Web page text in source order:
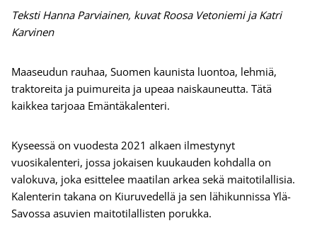
Teksti Hanna Parviainen, kuvat Roosa Vetoniemi ja Katri
Karvinen
Maaseudun rauhaa, Suomen kaunista luontoa, lehmiä,
traktoreita ja puimureita ja upeaa naiskauneutta. Tätä
kaikkea tarjoaa Emäntäkalenteri.
Kyseessä on vuodesta 2021 alkaen ilmestynyt
vuosikalenteri, jossa jokaisen kuukauden kohdalla on
valokuva, joka esittelee maatilan arkea sekä maitotilallisia.
Kalenterin takana on Kiuruvedellä ja sen lähikunnissa Ylä-
Savossa asuvien maitotilallisten porukka.